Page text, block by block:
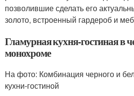
позволившие сделать его
золото, встроенный гардероб и
Гламурная кухня-гостиная в
монохроме
На фото: Комбинация черного и
кухни-гостиной